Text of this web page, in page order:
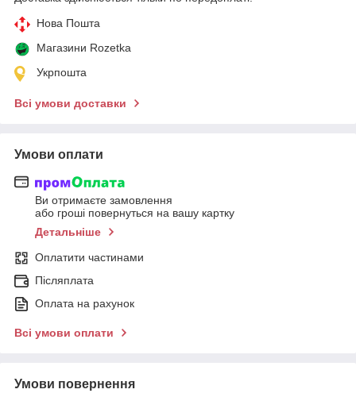
Нова Пошта
Магазини Rozetka
Укрпошта
Всі умови доставки
Умови оплати
Ви отримаєте замовлення
або гроші повернуться на вашу картку
Детальніше
Оплатити частинами
Післяплата
Оплата на рахунок
Всі умови оплати
Умови повернення